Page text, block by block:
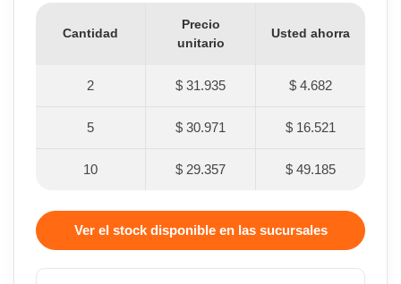
Cantidad
Precio
unitario
Usted ahorra
2 $ 31.935 $ 4.682
5 $ 30.971 $ 16.521
10 $ 29.357 $ 49.185
Ver el stock disponible en las sucursales